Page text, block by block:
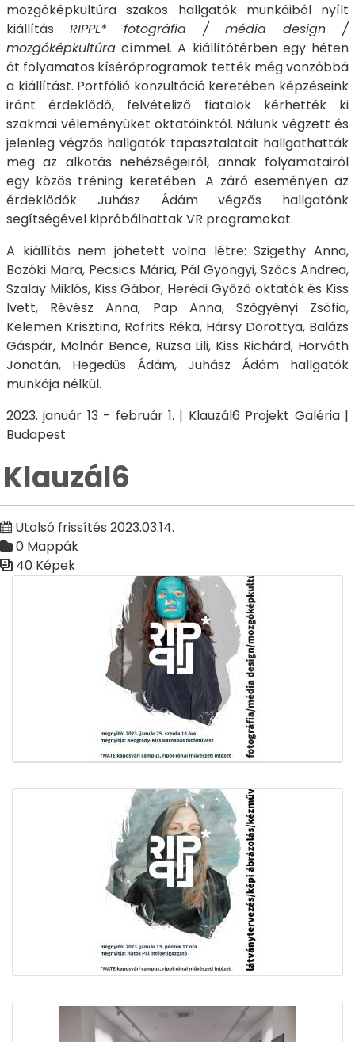
mozgóképkultúra szakos hallgatók munkáiból nyílt
kiállítás RIPPL* fotográfia / média design /
mozgóképkultúra címmel. A kiállítótérben egy héten
át folyamatos kísérőprogramok tették még vonzóbbá
a kiállítást. Portfólió konzultáció keretében képzéseink
iránt érdeklődő, felvételiző fiatalok kérhették ki
szakmai véleményüket oktatóinktól. Nálunk végzett és
jelenleg végzős hallgatók tapasztalatait hallgathatták
meg az alkotás nehézségeiről, annak folyamatairól
egy közös tréning keretében. A záró eseményen az
érdeklődők Juhász Ádám végzős hallgatónk
segítségével kipróbálhattak VR programokat.
A kiállítás nem jöhetett volna létre: Szigethy Anna,
Bozóki Mara, Pecsics Mária, Pál Gyöngyi, Szőcs Andrea,
Szalay Miklós, Kiss Gábor, Herédi Győző oktatók és Kiss
Ivett, Révész Anna, Pap Anna, Szőgyényi Zsófia,
Kelemen Krisztina, Rofrits Réka, Hársy Dorottya, Balázs
Gáspár, Molnár Bence, Ruzsa Lili, Kiss Richárd, Horváth
Jonatán, Hegedüs Ádám, Juhász Ádám hallgatók
munkája nélkül.
2023. január 13 - február 1. | Klauzál6 Projekt Galéria |
Budapest
Klauzál6
Utolsó frissítés 2023.03.14.
0 Mappák
40 Képek